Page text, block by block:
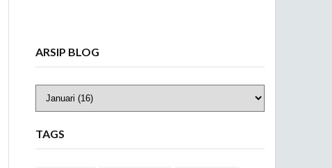
ARSIP BLOG
TAGS